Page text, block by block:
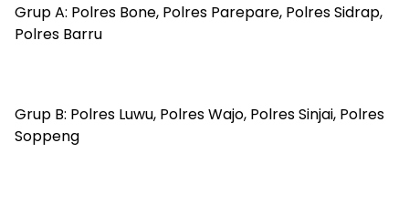
Grup A: Polres Bone, Polres Parepare, Polres Sidrap,
Polres Barru
Grup B: Polres Luwu, Polres Wajo, Polres Sinjai, Polres
Soppeng